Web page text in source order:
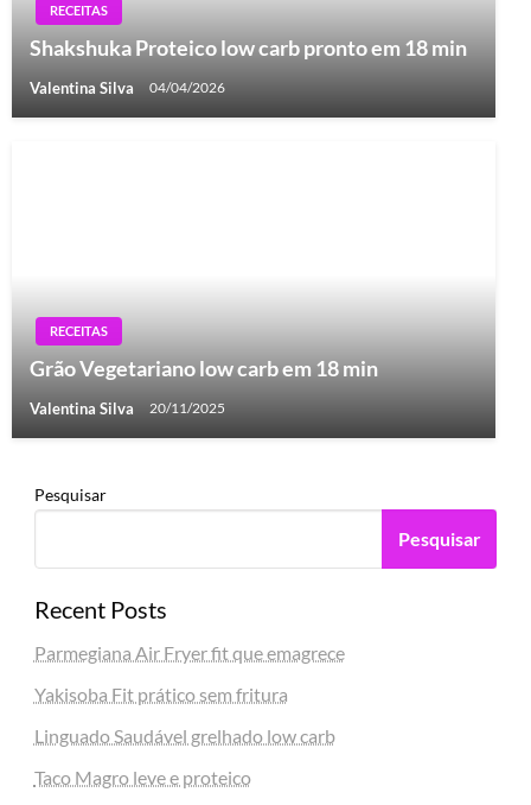
RECEITAS
Shakshuka Proteico low carb pronto em 18 min
Valentina Silva 04/04/2026
RECEITAS
Grão Vegetariano low carb em 18 min
Valentina Silva 20/11/2025
Pesquisar
Pesquisar
Recent Posts
Parmegiana Air Fryer fit que emagrece
Yakisoba Fit prático sem fritura
Linguado Saudável grelhado low carb
Taco Magro leve e proteico